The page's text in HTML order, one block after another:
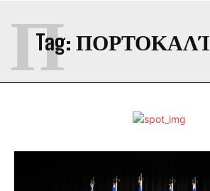
Tag: ΠΟΡΤΟΚΑΛΊ
Π